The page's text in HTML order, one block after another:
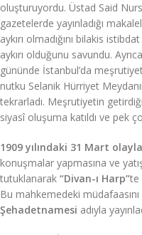
oluşturuyordu. Üstad Said
gazetelerde yayınladığı
aykırı olmadığını bilakis
aykırı olduğunu savundu.
gününde İstanbul’da
nutku Selanik Hürriyet
tekrarladı. Meşrutiyetin
siyasî oluşuma katıldı ve pek
1909 yılındaki 31 Mart
konuşmalar yapmasına ve
tutuklanarak “Divan-ı Harp”te
Bu mahkemedeki
Şehadetnamesi adıyla